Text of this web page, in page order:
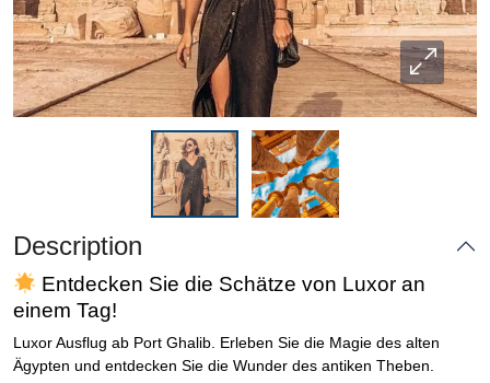
Description
Entdecken Sie die Schätze von Luxor an
einem Tag!
Luxor Ausflug ab Port Ghalib. Erleben Sie die Magie des alten
Ägypten und entdecken Sie die Wunder des antiken Theben.